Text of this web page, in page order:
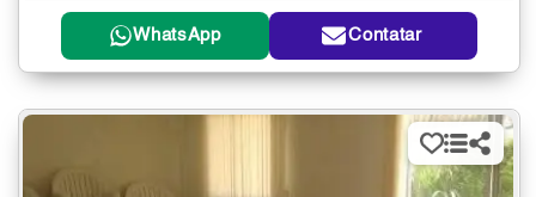
WhatsApp Contatar